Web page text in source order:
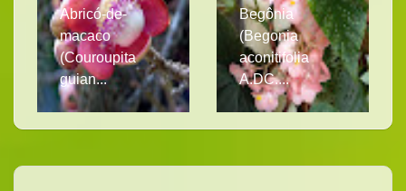
Abricó-de-
macaco
(Couroupita
guian...
Begônia
(Begonia
aconitifolia
A.DC....